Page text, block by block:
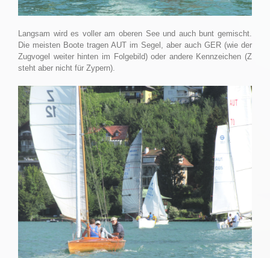
Langsam wird es voller am oberen See und auch bunt gemischt.
Die meisten Boote tragen AUT im Segel, aber auch GER (wie der
Zugvogel weiter hinten im Folgebild) oder andere Kennzeichen (Z
steht aber nicht für Zypern).